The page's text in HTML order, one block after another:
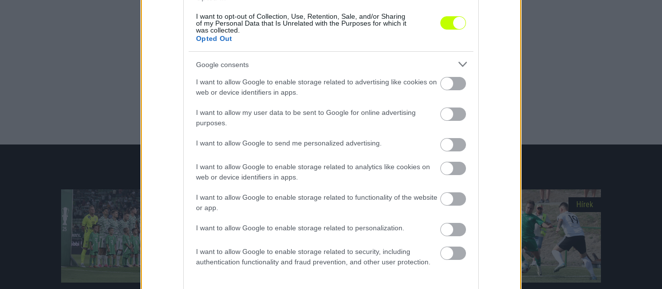
I want to opt-out of Collection, Use, Retention, Sale, and/or Sharing
of my Personal Data that Is Unrelated with the Purposes for which it
was collected.
Opted Out
Google consents
I want to allow Google to enable storage related to advertising like cookies on
web or device identifiers in apps.
I want to allow my user data to be sent to Google for online advertising
purposes.
I want to allow Google to send me personalized advertising.
I want to allow Google to enable storage related to analytics like cookies on
web or device identifiers in apps.
I want to allow Google to enable storage related to functionality of the website
or app.
I want to allow Google to enable storage related to personalization.
I want to allow Google to enable storage related to security, including
authentication functionality and fraud prevention, and other user protection.
Time
in-
Picture
KAPCSOLÓDÓ HÍREK
Hírek Hírek Hírek